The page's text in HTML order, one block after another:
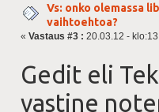
Vs: onko olemassa
vaihtoehtoa?
« Vastaus #3 : 20.03.12 -
Gedit eli
vastine